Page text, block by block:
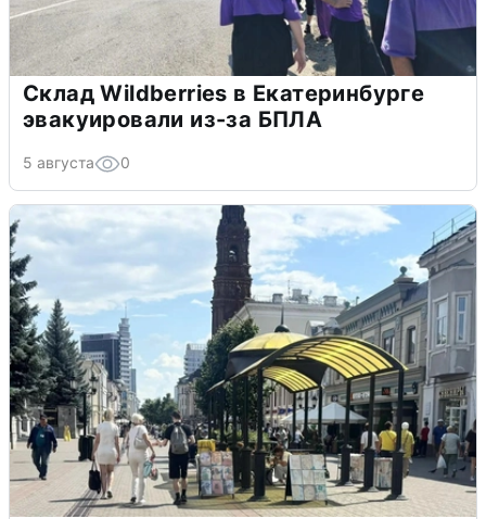
Склад Wildberries в Екатеринбурге
эвакуировали из-за БПЛА
5 августа 0